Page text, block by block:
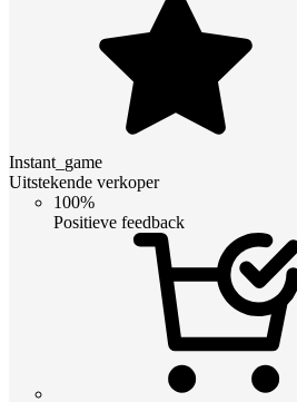
Instant_game
Uitstekende verkoper
100%
Positieve feedback